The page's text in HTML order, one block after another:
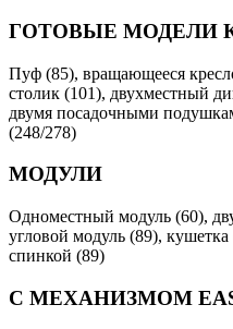
ГОТОВЫЕ МОДЕЛИ
Пуф (85), вращающееся
столик (101), двухместный
двумя посадочными
(248/278)
МОДУЛИ
Одноместный модуль (60),
угловой модуль (89),
спинкой (89)
С МЕХАНИЗМОМ